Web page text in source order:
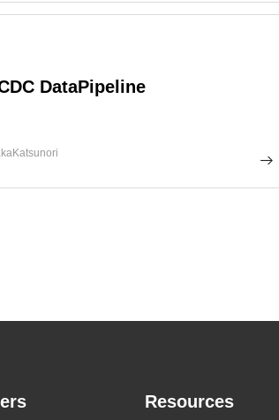
DataPipeline
Resources